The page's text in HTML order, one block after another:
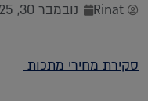
Rinat נובמבר 30, 2025
סקירת מחירי מתכות